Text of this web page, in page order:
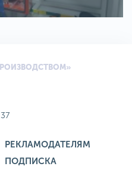
РЕКЛАМОДАТЕЛЯМ
ПОДПИСКА